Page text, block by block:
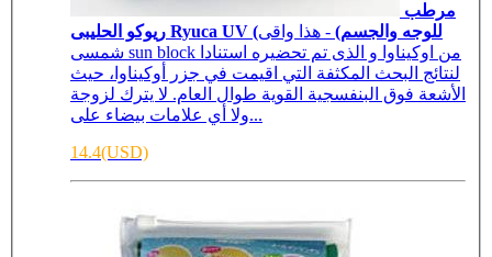
مرطب
ريوكو الحليبى Ryuca UV (للوجه والجسم) - هذا واقى
شمسى sun block من اوكيناوا و الذى تم تحضيره استنادا
لنتائج البحث المكثفة التي اقيمت في جزر أوكيناوا، حيث
الأشعة فوق البنفسجية القوية طوال العام. لا يترك لزوجة
ولا أي علامات بيضاء على...
14.4(USD)